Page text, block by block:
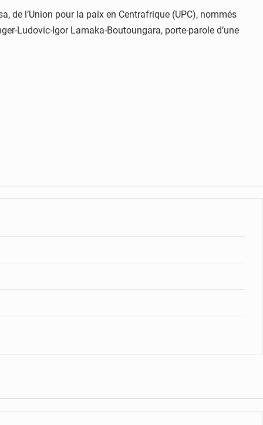
de l’Union pour la paix en Centrafrique (UPC), nommés
Ludovic-Igor Lamaka-Boutoungara, porte-parole d’une